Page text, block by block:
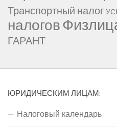
Транспортный налог
налогов
ГАРАНТ
ЮРИДИЧЕСКИМ ЛИЦАМ:
Налоговый календарь